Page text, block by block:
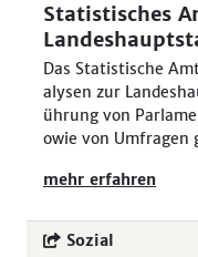
Statistisches
Das Statistische
alysen zur
ührung von
owie von Umfragen
mehr erfahren
Sozial